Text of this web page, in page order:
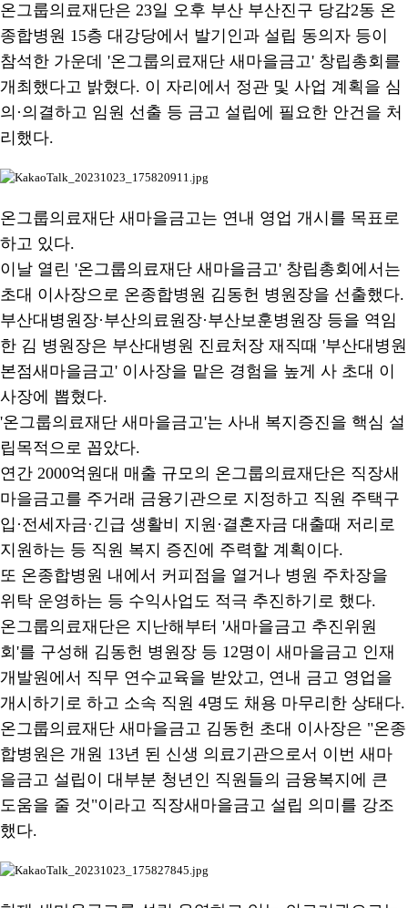
온그룹의료재단은 23일 오후 부산 부산진구 당감2동 온
종합병원 15층 대강당에서 발기인과 설립 동의자 등이
참석한 가운데 '온그룹의료재단 새마을금고' 창립총회를
개최했다고 밝혔다. 이 자리에서 정관 및 사업 계획을 심
의·의결하고 임원 선출 등 금고 설립에 필요한 안건을 처
리했다.
온그룹의료재단 새마을금고는 연내 영업 개시를 목표로
하고 있다.
이날 열린 '온그룹의료재단 새마을금고' 창립총회에서는
초대 이사장으로 온종합병원 김동헌 병원장을 선출했다.
부산대병원장·부산의료원장·부산보훈병원장 등을 역임
한 김 병원장은 부산대병원 진료처장 재직때 '부산대병원
본점새마을금고' 이사장을 맡은 경험을 높게 사 초대 이
사장에 뽑혔다.
'온그룹의료재단 새마을금고'는 사내 복지증진을 핵심 설
립목적으로 꼽았다.
연간 2000억원대 매출 규모의 온그룹의료재단은 직장새
마을금고를 주거래 금융기관으로 지정하고 직원 주택구
입·전세자금·긴급 생활비 지원·결혼자금 대출때 저리로
지원하는 등 직원 복지 증진에 주력할 계획이다.
또 온종합병원 내에서 커피점을 열거나 병원 주차장을
위탁 운영하는 등 수익사업도 적극 추진하기로 했다.
온그룹의료재단은 지난해부터 '새마을금고 추진위원
회'를 구성해 김동헌 병원장 등 12명이 새마을금고 인재
개발원에서 직무 연수교육을 받았고, 연내 금고 영업을
개시하기로 하고 소속 직원 4명도 채용 마무리한 상태다.
온그룹의료재단 새마을금고 김동헌 초대 이사장은 "온종
합병원은 개원 13년 된 신생 의료기관으로서 이번 새마
을금고 설립이 대부분 청년인 직원들의 금융복지에 큰
도움을 줄 것"이라고 직장새마을금고 설립 의미를 강조
했다.